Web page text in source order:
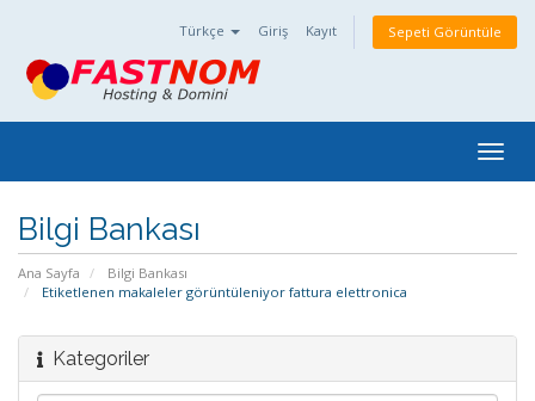
Türkçe Giriş Kayıt Sepeti Görüntüle
Bilgi Bankası
Ana Sayfa
Bilgi Bankası
Etiketlenen makaleler görüntüleniyor fattura elettronica
Kategoriler